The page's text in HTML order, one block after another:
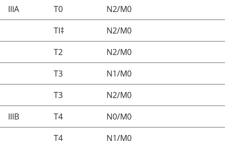
IIIA
T0
N2/M0
TI‡
N2/M0
T2
N2/M0
T3
N1/M0
T3
N2/M0
IIIB
T4
N0/M0
T4
N1/M0